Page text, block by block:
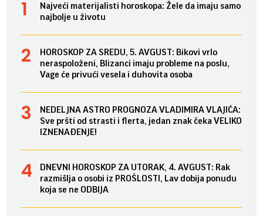
Najveći materijalisti horoskopa: Žele da imaju samo
najbolje u životu
HOROSKOP ZA SREDU, 5. AVGUST: Bikovi vrlo
neraspoloženi, Blizanci imaju probleme na poslu,
Vage će privući vesela i duhovita osoba
NEDELJNA ASTRO PROGNOZA VLADIMIRA VLAJIĆA:
Sve pršti od strasti i flerta, jedan znak čeka VELIKO
IZNENAĐENJE!
DNEVNI HOROSKOP ZA UTORAK, 4. AVGUST: Rak
razmišlja o osobi iz PROŠLOSTI, Lav dobija ponudu
koja se ne ODBIJA